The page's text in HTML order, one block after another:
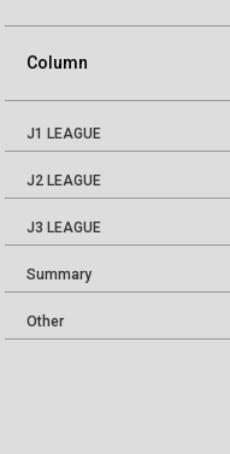
Column
J1 LEAGUE
J2 LEAGUE
J3 LEAGUE
Summary
Other